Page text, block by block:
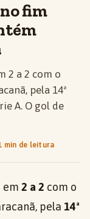
fim
2 a 2 com o
pela 14ª
A. O gol de
min de leitura
em 2 a 2 com o
pela 14ª